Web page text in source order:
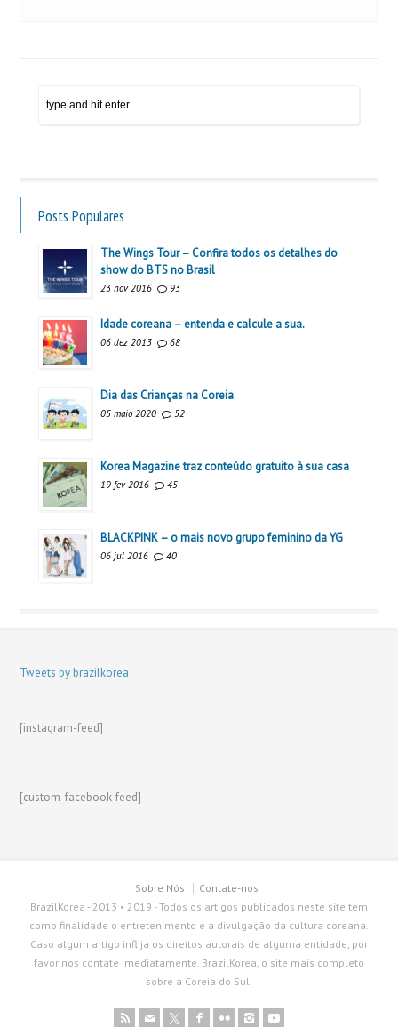
Posts Populares
The Wings Tour – Confira todos os detalhes do
show do BTS no Brasil
23 nov 2016 93
Idade coreana – entenda e calcule a sua.
06 dez 2013 68
Dia das Crianças na Coreia
05 maio 2020 52
Korea Magazine traz conteúdo gratuito à sua casa
19 fev 2016 45
BLACKPINK – o mais novo grupo feminino da YG
06 jul 2016 40
Tweets by brazilkorea
[instagram-feed]
[custom-facebook-feed]
Sobre Nós
Contate-nos
BrazilKorea - 2013 • 2019 - Todos os artigos publicados neste site tem
como finalidade o entretenimento e a divulgação da cultura coreana.
Caso algum artigo inflija os direitos autorais de alguma entidade, por
favor nos contate imediatamente. BrazilKorea, o site mais completo
sobre a Coreia do Sul.